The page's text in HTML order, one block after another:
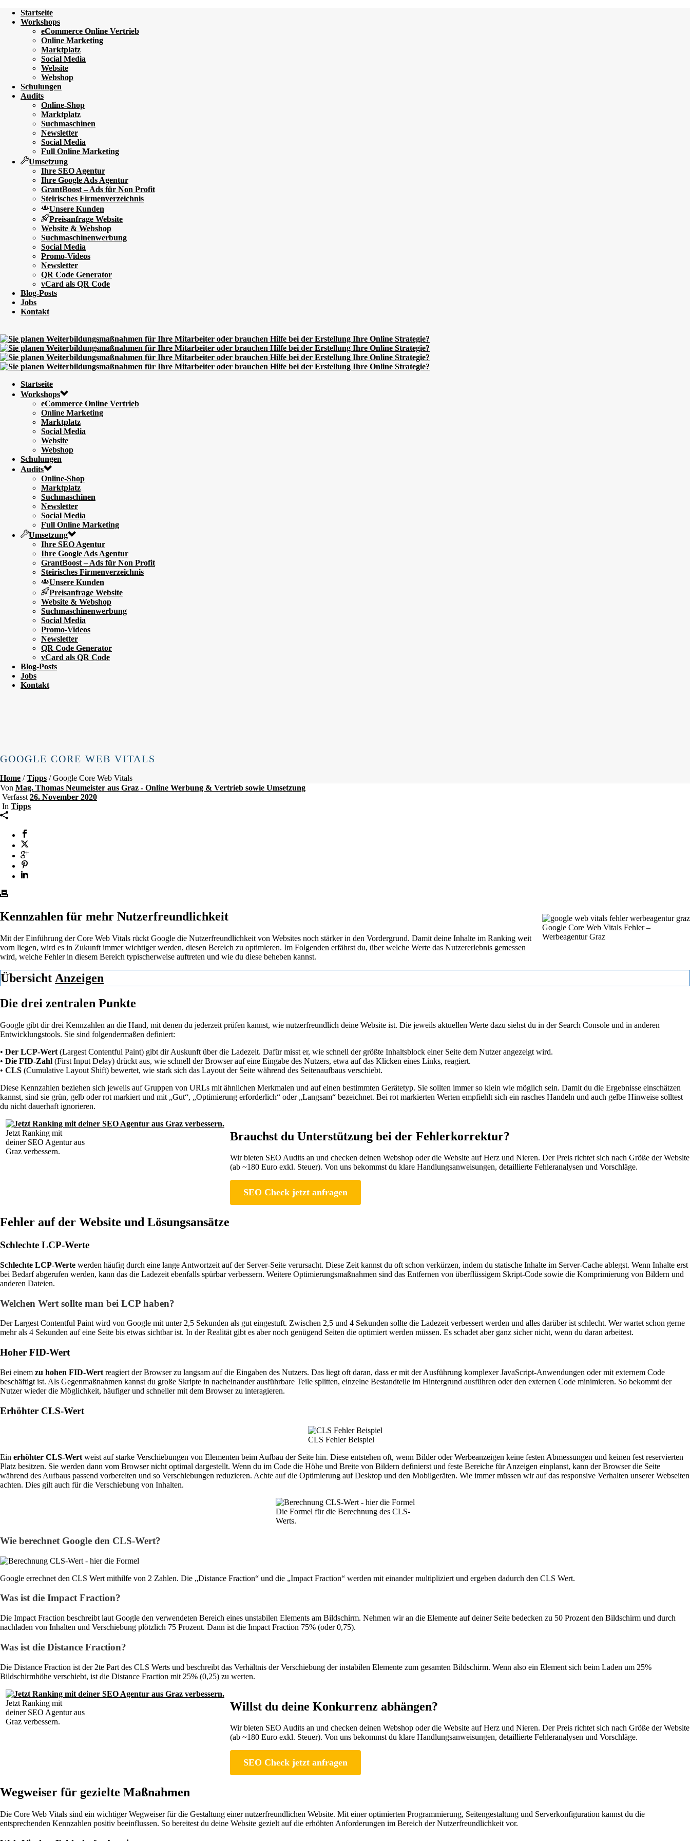
Startseite
Workshops
eCommerce Online Vertrieb
Online Marketing
Marktplatz
Social Media
Website
Webshop
Schulungen
Audits
Online-Shop
Marktplatz
Suchmaschinen
Newsletter
Social Media
Full Online Marketing
Umsetzung
Ihre SEO Agentur
Ihre Google Ads Agentur
GrantBoost – Ads für Non Profit
Steirisches Firmenverzeichnis
Unsere Kunden
Preisanfrage Website
Website & Webshop
Suchmaschinenwerbung
Social Media
Promo-Videos
Newsletter
QR Code Generator
vCard als QR Code
Blog-Posts
Jobs
Kontakt
Startseite
Workshops
eCommerce Online Vertrieb
Online Marketing
Marktplatz
Social Media
Website
Webshop
Schulungen
Audits
Online-Shop
Marktplatz
Suchmaschinen
Newsletter
Social Media
Full Online Marketing
Umsetzung
Ihre SEO Agentur
Ihre Google Ads Agentur
GrantBoost – Ads für Non Profit
Steirisches Firmenverzeichnis
Unsere Kunden
Preisanfrage Website
Website & Webshop
Suchmaschinenwerbung
Social Media
Promo-Videos
Newsletter
QR Code Generator
vCard als QR Code
Blog-Posts
Jobs
Kontakt
GOOGLE CORE WEB VITALS
Home /Tipps / Google Core Web Vitals
Von Mag. Thomas Neumeister aus Graz - Online Werbung & Vertrieb sowie Umsetzung
Verfasst 26. November 2020
In Tipps
Google Core Web Vitals Fehler –
Werbeagentur Graz
Kennzahlen für mehr Nutzerfreundlichkeit
Mit der Einführung der Core Web Vitals rückt Google die Nutzerfreundlichkeit von Websites noch stärker in den Vordergrund. Damit deine Inhalte im Ranking weit
vorn liegen, wird es in Zukunft immer wichtiger werden, diesen Bereich zu optimieren. Im Folgenden erfährst du, über welche Werte das Nutzererlebnis gemessen
wird, welche Fehler in diesem Bereich typischerweise auftreten und wie du diese beheben kannst.
Übersicht Anzeigen
Die drei zentralen Punkte
Google gibt dir drei Kennzahlen an die Hand, mit denen du jederzeit prüfen kannst, wie nutzerfreundlich deine Website ist. Die jeweils aktuellen Werte dazu siehst du in der Search Console und in anderen
Entwicklungstools. Sie sind folgendermaßen definiert:
• Der LCP-Wert (Largest Contentful Paint) gibt dir Auskunft über die Ladezeit. Dafür misst er, wie schnell der größte Inhaltsblock einer Seite dem Nutzer angezeigt wird.
• Die FID-Zahl (First Input Delay) drückt aus, wie schnell der Browser auf eine Eingabe des Nutzers, etwa auf das Klicken eines Links, reagiert.
• CLS (Cumulative Layout Shift) bewertet, wie stark sich das Layout der Seite während des Seitenaufbaus verschiebt.
Diese Kennzahlen beziehen sich jeweils auf Gruppen von URLs mit ähnlichen Merkmalen und auf einen bestimmten Gerätetyp. Sie sollten immer so klein wie möglich sein. Damit du die Ergebnisse einschätzen
kannst, sind sie grün, gelb oder rot markiert und mit „Gut“, „Optimierung erforderlich“ oder „Langsam“ bezeichnet. Bei rot markierten Werten empfiehlt sich ein rasches Handeln und auch gelbe Hinweise solltest
du nicht dauerhaft ignorieren.
Jetzt Ranking mit
deiner SEO Agentur aus
Graz verbessern.
Brauchst du Unterstützung bei der Fehlerkorrektur?
Wir bieten SEO Audits an und checken deinen Webshop oder die Website auf Herz und Nieren. Der Preis richtet sich nach Größe der Website
(ab ~180 Euro exkl. Steuer). Von uns bekommst du klare Handlungsanweisungen, detaillierte Fehleranalysen und Vorschläge.
SEO Check jetzt anfragen
Fehler auf der Website und Lösungsansätze
Schlechte LCP-Werte
Schlechte LCP-Werte werden häufig durch eine lange Antwortzeit auf der Server-Seite verursacht. Diese Zeit kannst du oft schon verkürzen, indem du statische Inhalte im Server-Cache ablegst. Wenn Inhalte erst
bei Bedarf abgerufen werden, kann das die Ladezeit ebenfalls spürbar verbessern. Weitere Optimierungsmaßnahmen sind das Entfernen von überflüssigem Skript-Code sowie die Komprimierung von Bildern und
anderen Dateien.
Welchen Wert sollte man bei LCP haben?
Der Largest Contentful Paint wird von Google mit unter 2,5 Sekunden als gut eingestuft. Zwischen 2,5 und 4 Sekunden sollte die Ladezeit verbessert werden und alles darüber ist schlecht. Wer wartet schon gerne
mehr als 4 Sekunden auf eine Seite bis etwas sichtbar ist. In der Realität gibt es aber noch genügend Seiten die optimiert werden müssen. Es schadet aber ganz sicher nicht, wenn du daran arbeitest.
Hoher FID-Wert
Bei einem zu hohen FID-Wert reagiert der Browser zu langsam auf die Eingaben des Nutzers. Das liegt oft daran, dass er mit der Ausführung komplexer JavaScript-Anwendungen oder mit externem Code
beschäftigt ist. Als Gegenmaßnahmen kannst du große Skripte in nacheinander ausführbare Teile splitten, einzelne Bestandteile im Hintergrund ausführen oder den externen Code minimieren. So bekommt der
Nutzer wieder die Möglichkeit, häufiger und schneller mit dem Browser zu interagieren.
Erhöhter CLS-Wert
CLS Fehler Beispiel
Ein erhöhter CLS-Wert weist auf starke Verschiebungen von Elementen beim Aufbau der Seite hin. Diese entstehen oft, wenn Bilder oder Werbeanzeigen keine festen Abmessungen und keinen fest reservierten
Platz besitzen. Sie werden dann vom Browser nicht optimal dargestellt. Wenn du im Code die Höhe und Breite von Bildern definierst und feste Bereiche für Anzeigen einplanst, kann der Browser die Seite
während des Aufbaus passend vorbereiten und so Verschiebungen reduzieren. Achte auf die Optimierung auf Desktop und den Mobilgeräten. Wie immer müssen wir auf das responsive Verhalten unserer Webseiten
achten. Dies gilt auch für die Verschiebung von Inhalten.
Die Formel für die Berechnung des CLS-
Werts.
Wie berechnet Google den CLS-Wert?
Google errechnet den CLS Wert mithilfe von 2 Zahlen. Die „Distance Fraction“ und die „Impact Fraction“ werden mit einander multipliziert und ergeben dadurch den CLS Wert.
Was ist die Impact Fraction?
Die Impact Fraction beschreibt laut Google den verwendeten Bereich eines unstabilen Elements am Bildschirm. Nehmen wir an die Elemente auf deiner Seite bedecken zu 50 Prozent den Bildschirm und durch
nachladen von Inhalten und Verschiebung plötzlich 75 Prozent. Dann ist die Impact Fraction 75% (oder 0,75).
Was ist die Distance Fraction?
Die Distance Fraction ist der 2te Part des CLS Werts und beschreibt das Verhältnis der Verschiebung der instabilen Elemente zum gesamten Bildschirm. Wenn also ein Element sich beim Laden um 25%
Bildschirmhöhe verschiebt, ist die Distance Fraction mit 25% (0,25) zu werten.
Jetzt Ranking mit
deiner SEO Agentur aus
Graz verbessern.
Willst du deine Konkurrenz abhängen?
Wir bieten SEO Audits an und checken deinen Webshop oder die Website auf Herz und Nieren. Der Preis richtet sich nach Größe der Website
(ab ~180 Euro exkl. Steuer). Von uns bekommst du klare Handlungsanweisungen, detaillierte Fehleranalysen und Vorschläge.
SEO Check jetzt anfragen
Wegweiser für gezielte Maßnahmen
Die Core Web Vitals sind ein wichtiger Wegweiser für die Gestaltung einer nutzerfreundlichen Website. Mit einer optimierten Programmierung, Seitengestaltung und Serverkonfiguration kannst du die
entsprechenden Kennzahlen positiv beeinflussen. So bereitest du deine Website gezielt auf die erhöhten Anforderungen im Bereich der Nutzerfreundlichkeit vor.